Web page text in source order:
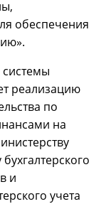
обеспечения
реализацию
по
на
и
учета